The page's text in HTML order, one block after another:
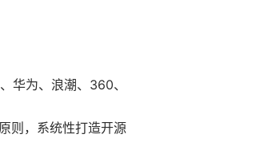
华为、浪潮、360、
则，系统性打造开源